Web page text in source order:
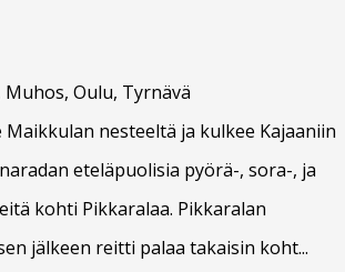
Muhos, Oulu, Tyrnävä
Maikkulan nesteeltä ja kulkee Kajaaniin
eteläpuolisia pyörä-, sora-, ja
kohti Pikkaralaa. Pikkaralan
jälkeen reitti palaa takaisin koht...